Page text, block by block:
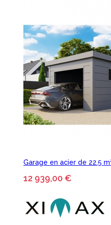
Garage en acier de 22.5
12 939,00 €